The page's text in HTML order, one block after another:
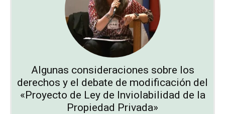
Algunas consideraciones sobre los
derechos y el debate de modificación del
«Proyecto de Ley de Inviolabilidad de la
Propiedad Privada»